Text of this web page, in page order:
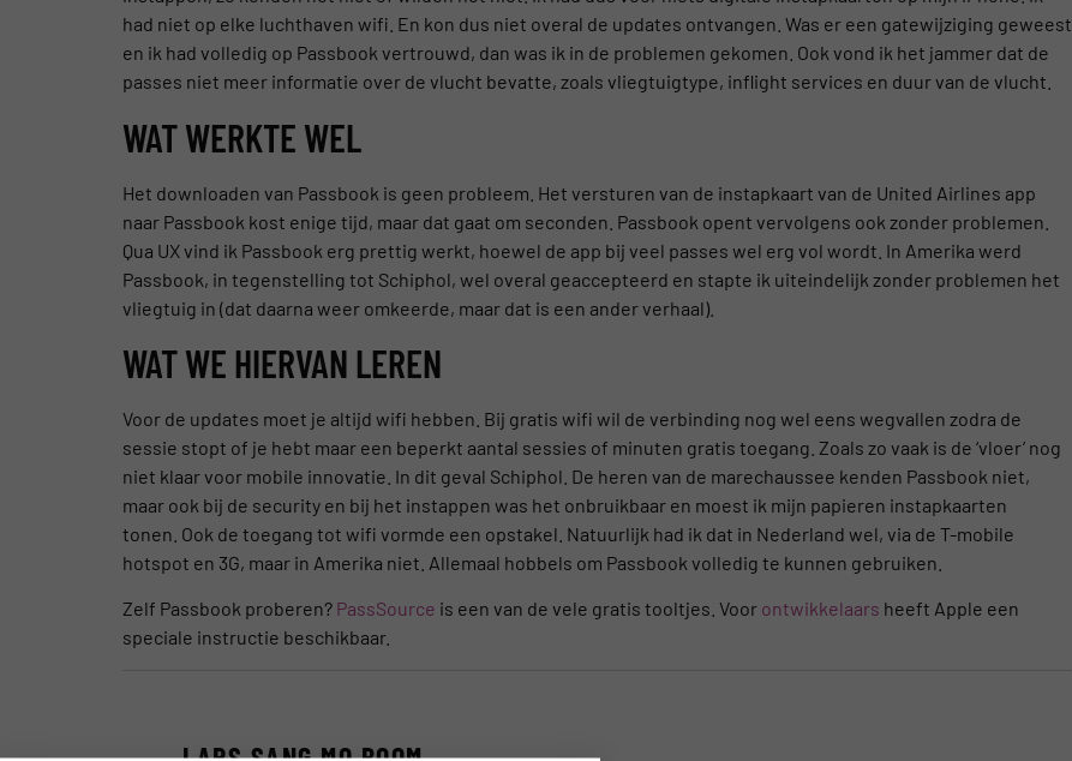
had niet op elke luchthaven wifi. En kon dus niet overal de updates ontvangen. Was er een gatewijziging geweest
en ik had volledig op Passbook vertrouwd, dan was ik in de problemen gekomen. Ook vond ik het jammer dat de
passes niet meer informatie over de vlucht bevatte, zoals vliegtuigtype, inflight services en duur van de vlucht.
WAT WERKTE WEL
Het downloaden van Passbook is geen probleem. Het versturen van de instapkaart van de United Airlines app
naar Passbook kost enige tijd, maar dat gaat om seconden. Passbook opent vervolgens ook zonder problemen.
Qua UX vind ik Passbook erg prettig werkt, hoewel de app bij veel passes wel erg vol wordt. In Amerika werd
Passbook, in tegenstelling tot Schiphol, wel overal geaccepteerd en stapte ik uiteindelijk zonder problemen het
vliegtuig in (dat daarna weer omkeerde, maar dat is een ander verhaal).
WAT WE HIERVAN LEREN
Voor de updates moet je altijd wifi hebben. Bij gratis wifi wil de verbinding nog wel eens wegvallen zodra de
sessie stopt of je hebt maar een beperkt aantal sessies of minuten gratis toegang. Zoals zo vaak is de ‘vloer’ nog
niet klaar voor mobile innovatie. In dit geval Schiphol. De heren van de marechaussee kenden Passbook niet,
maar ook bij de security en bij het instappen was het onbruikbaar en moest ik mijn papieren instapkaarten
tonen. Ook de toegang tot wifi vormde een opstakel. Natuurlijk had ik dat in Nederland wel, via de T-mobile
hotspot en 3G, maar in Amerika niet. Allemaal hobbels om Passbook volledig te kunnen gebruiken.
Zelf Passbook proberen? PassSource is een van de vele gratis tooltjes. Voor ontwikkelaars heeft Apple een
speciale instructie beschikbaar.